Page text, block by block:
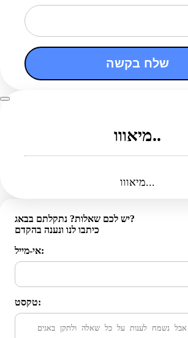
שלח בקשה
מיאווו..
מיאווו...
יש לכם שאלות? נתקלתם בבאג?
כיתבו לנו ונענה בהקדם
אי-מייל:
טקסט: